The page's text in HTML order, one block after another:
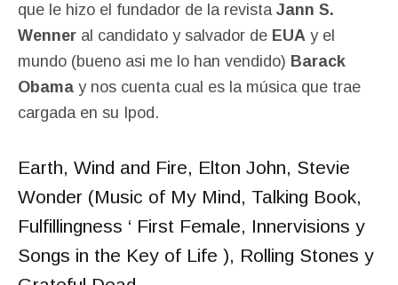
que le hizo el fundador de la revista Jann S.
Wenner al candidato y salvador de EUA y el
mundo (bueno asi me lo han vendido) Barack
Obama y nos cuenta cual es la música que trae
cargada en su Ipod.
Earth, Wind and Fire, Elton John, Stevie
Wonder (Music of My Mind, Talking Book,
Fulfillingness ‘ First Female, Innervisions y
Songs in the Key of Life ), Rolling Stones y